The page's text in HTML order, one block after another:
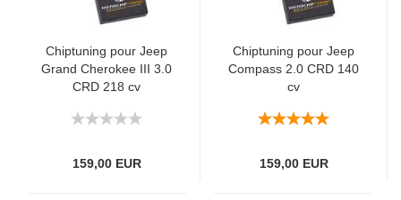
Chiptuning pour Jeep
Grand Cherokee III 3.0
CRD 218 cv
159,00 EUR
Chiptuning pour Jeep
Compass 2.0 CRD 140
cv
159,00 EUR